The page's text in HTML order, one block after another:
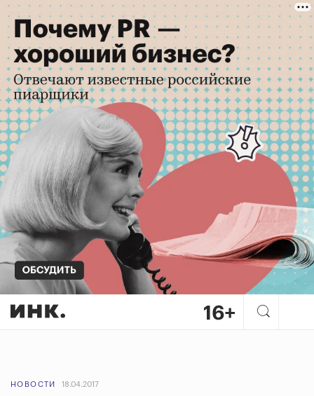
НОВОСТИ 18.04.2017